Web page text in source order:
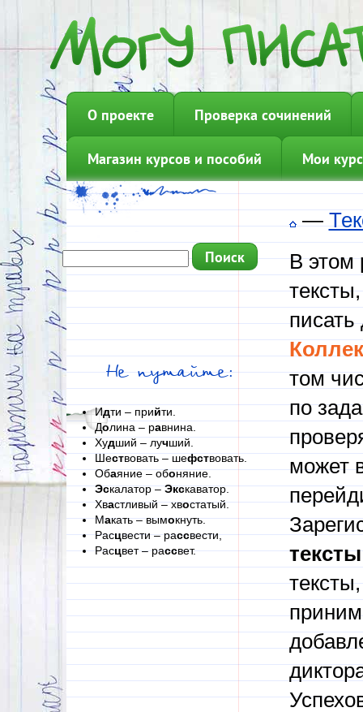
О проекте Проверка сочинений
Магазин курсов и пособий Мои
Не путайте:
Идти – прийти.
Долина – равнина.
Худший – лучший.
Шествовать – шефствовать.
Обаяние – обоняние.
Эскалатор –Экскаватор.
Хвастливый – хвостатый.
Макать – вымокнуть.
Расцвести – рассвести,
Расцвет – рассвет.
—
В этом
писать
том
по
может
тексты